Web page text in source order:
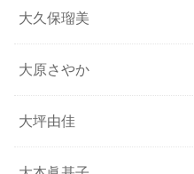
大久保瑠美
大原さやか
大坪由佳